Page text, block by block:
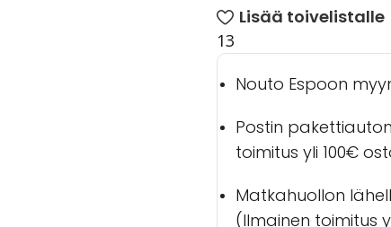
Lisää toivelistalle
13
Nouto Espoon
Postin
toimitus yli 100€
Matkahuollon
(Ilmainen toimitus